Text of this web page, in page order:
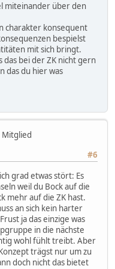
miteinander über den
charakter konsequent
bespielst
mit sich bringt.
das bei der ZK nicht gern
das du hier was
Mitglied
#6
grad etwas stört: Es
weil du Bock auf die
mehr auf die ZK hast.
an sich kein harter
ja das einzige was
in die nächste
wohl fühlt treibt. Aber
trägst nur um zu
doch nicht das bietet